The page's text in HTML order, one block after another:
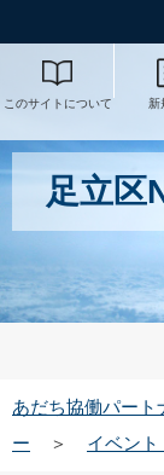
このサイトについて 新
足立区
あだち協働パート
ー
＞ イベント